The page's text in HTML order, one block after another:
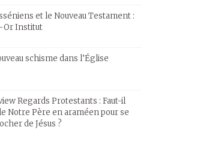
et le Nouveau Testament :
Or Institut
schisme dans l’Église
Regards Protestants : Faut-il
Notre Père en araméen pour se
de Jésus ?